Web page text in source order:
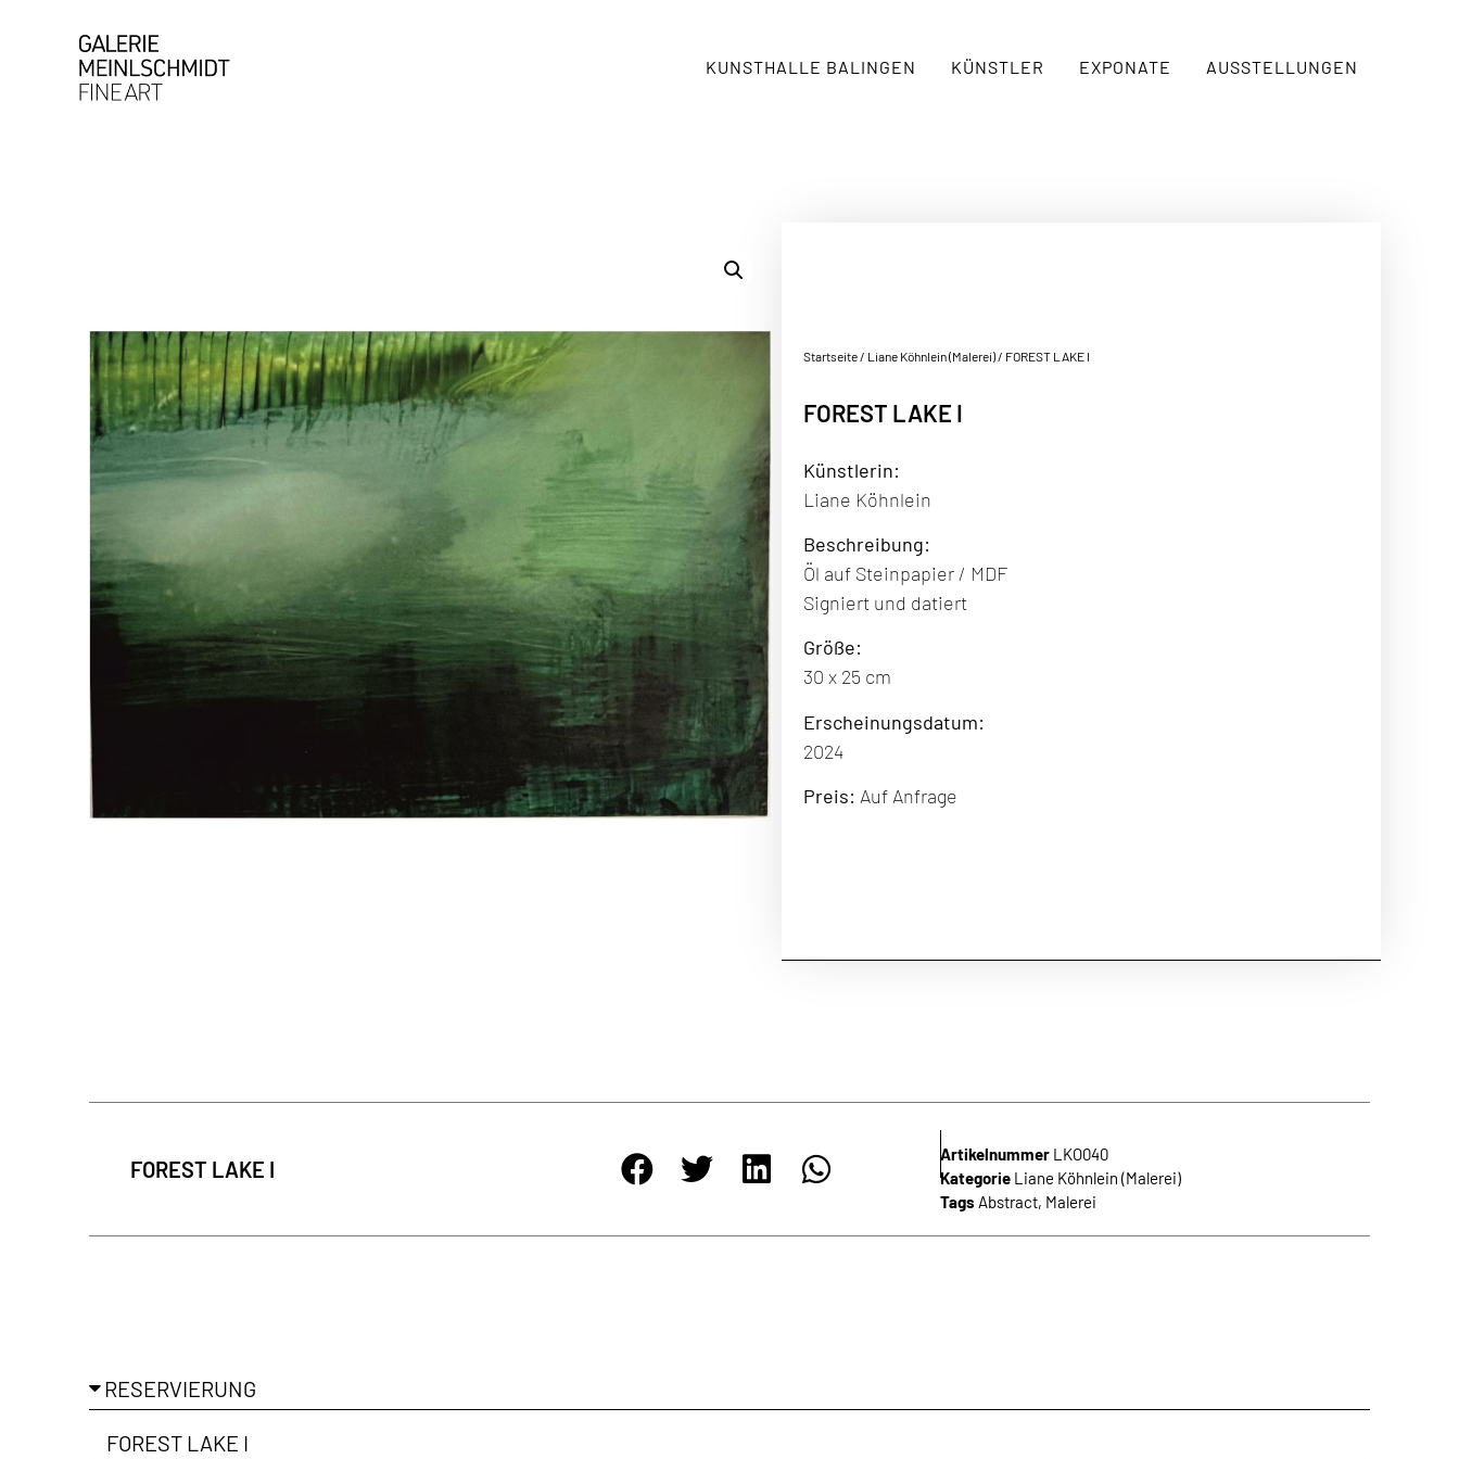
KUNSTHALLE BALINGEN KÜNSTLER EXPONATE AUSSTELLUNGEN
Startseite / Liane Köhnlein (Malerei)/ FOREST LAKE I
FOREST LAKE I
Künstlerin:
Liane Köhnlein
Beschreibung:
Öl auf Steinpapier / MDF
Signiert und datiert
Größe:
30 x 25 cm
Erscheinungsdatum:
2024
Preis: Auf Anfrage
FOREST LAKE I
Artikelnummer LKO040
Kategorie Liane Köhnlein (Malerei)
Tags Abstract, Malerei